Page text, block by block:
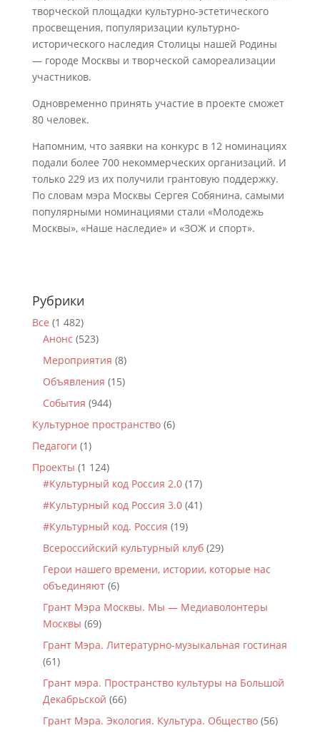
творческой площадки культурно-эстетического
просвещения, популяризации культурно-
исторического наследия Столицы нашей Родины
— городе Москвы и творческой самореализации
участников.
Одновременно принять участие в проекте сможет
80 человек.
Напомним, что заявки на конкурс в 12 номинациях
подали более 700 некоммерческих организаций. И
только 229 из их получили грантовую поддержку.
По словам мэра Москвы Сергея Собянина, самыми
популярными номинациями стали «Молодежь
Москвы», «Наше наследие» и «ЗОЖ и спорт».
Рубрики
Все (1 482)
Анонс (523)
Мероприятия (8)
Объявления (15)
События (944)
Культурное пространство(6)
Педагоги (1)
Проекты (1 124)
#Культурный код Россия 2.0(17)
#Культурный код Россия 3.0(41)
#Культурный код. Россия (19)
Всероссийский культурный клуб(29)
Герои нашего времени, истории, которые нас
объединяют(6)
Грант Мэра Москвы. Мы — Медиаволонтеры
Москвы (69)
Грант Мэра. Литературно-музыкальная гостиная
(61)
Грант мэра. Пространство культуры на Большой
Декабрьской (66)
Грант Мэра. Экология. Культура. Общество(56)